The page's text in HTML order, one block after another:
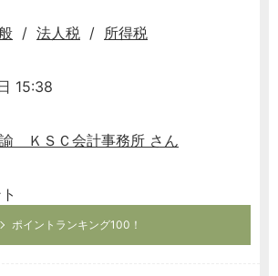
/ 法人税 / 所得税
15:38
ＫＳＣ会計事務所 さん
ポイントランキング100！